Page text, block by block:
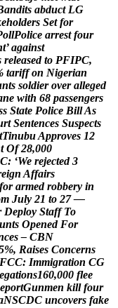
andits abduct LG
eholders Set for
ollPolice arrest four
t’ against
released to PFIPC,
tariff on Nigerian
nts soldier over alleged
ne with 68 passengers
s State Police BillAs
rt Sentences Suspects
tTinubuApproves 12
t Of 28,000
C: ‘We rejected 3
eign Affairs
for armed robbery in
m July 21 to 27 —
Deploy Staff To
unts Opened For
ces – CBN
%, Raises Concerns
FCC: Immigration CG
egations160,000 flee
eportGunmen kill four
NSCDC uncovers fake